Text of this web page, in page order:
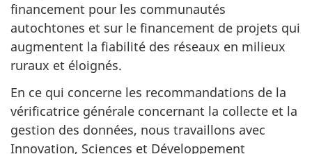
financement pour les communautés
autochtones et sur le financement de projets qui
augmentent la fiabilité des réseaux en milieux
ruraux et éloignés.
En ce qui concerne les recommandations de la
vérificatrice générale concernant la collecte et la
gestion des données, nous travaillons avec
Innovation, Sciences et Développement